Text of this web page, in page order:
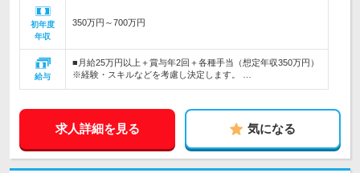
初年度
年収
350万円～700万円
給与
■月給25万円以上＋賞与年2回＋各種手当（想定年収350万円）
※経験・スキルなどを考慮し決定します。 …
求人詳細を見る 気になる